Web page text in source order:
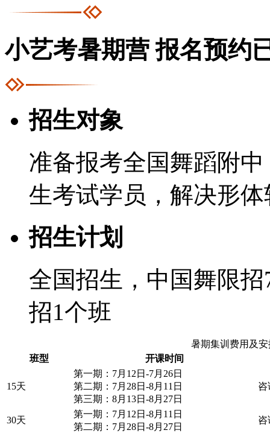
小艺考暑期营报名预约
招生对象
准备报考全国舞蹈附
生考试学员，解决形
招生计划
全国招生，中国舞限
招1个班
暑期集训费用及
班型
开课时间
15天
第一期：7月12日-7月26日
第二期：7月28日-8月11日
第三期：8月13日-8月27日
咨
30天
第一期：7月12日-8月11日
第二期：7月28日-8月27日
咨